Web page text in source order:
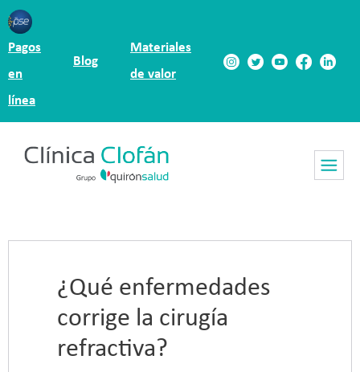
Pagos
en
línea
Blog
Materiales
de valor
¿Qué enfermedades
corrige la cirugía
refractiva?